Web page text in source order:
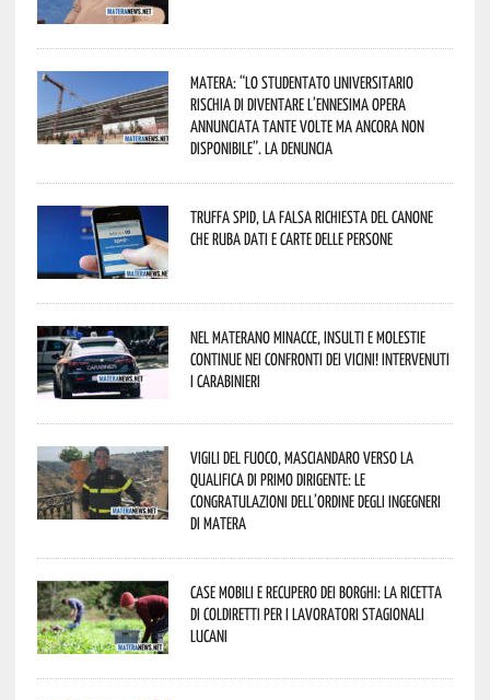
Matera: “Lo studentato universitario
rischia di diventare l’ennesima opera
annunciata tante volte ma ancora non
disponibile”. La denuncia
Truffa Spid, la falsa richiesta del canone
che ruba dati e carte delle persone
Nel materano minacce, insulti e molestie
continue nei confronti dei vicini! Intervenuti
i Carabinieri
Vigili del Fuoco, Masciandaro verso la
qualifica di Primo Dirigente: le
congratulazioni dell’Ordine degli Ingegneri
di Matera
Case mobili e recupero dei borghi: la ricetta
di Coldiretti per i lavoratori stagionali
lucani